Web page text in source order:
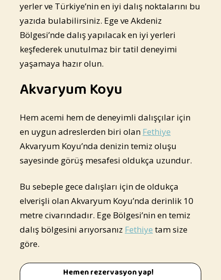
yerler ve Türkiye’nin en iyi dalış noktalarını bu
yazıda bulabilirsiniz. Ege ve Akdeniz
Bölgesi’nde dalış yapılacak en iyi yerleri
keşfederek unutulmaz bir tatil deneyimi
yaşamaya hazır olun.
Akvaryum Koyu
Hem acemi hem de deneyimli dalışçılar için
en uygun adreslerden biri olan Fethiye
Akvaryum Koyu’nda denizin temiz oluşu
sayesinde görüş mesafesi oldukça uzundur.
Bu sebeple gece dalışları için de oldukça
elverişli olan Akvaryum Koyu’nda derinlik 10
metre civarındadır. Ege Bölgesi’nin en temiz
dalış bölgesini arıyorsanız Fethiye tam size
göre.
Hemen rezervasyon yap!